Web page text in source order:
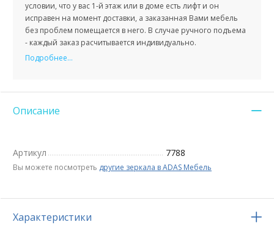
условии, что у вас 1-й этаж или в доме есть лифт и он
исправен на момент доставки, а заказанная Вами мебель
без проблем помещается в него. В случае ручного подъема
- каждый заказ расчитывается индивидуально.
Подробнее...
Описание
Артикул 7788
Вы можете посмотреть другие зеркала в ADAS Мебель
Характеристики